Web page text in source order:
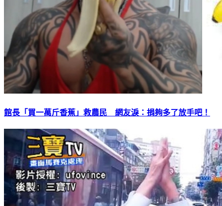
館長「買一萬斤香蕉」救農民 網友淚：捐夠多了放手吧！